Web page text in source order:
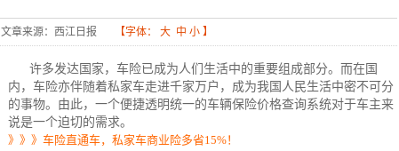
文章来源：西江日报 【字体： 大 中 小 】
许多发达国家，车险已成为人们生活中的重要组成部分。而在国
内，车险亦伴随着私家车走进千家万户，成为我国人民生活中密不可分
的事物。由此，一个便捷透明统一的车辆保险价格查询系统对于车主来
说是一个迫切的需求。
》》》车险直通车，私家车商业险多省15%！